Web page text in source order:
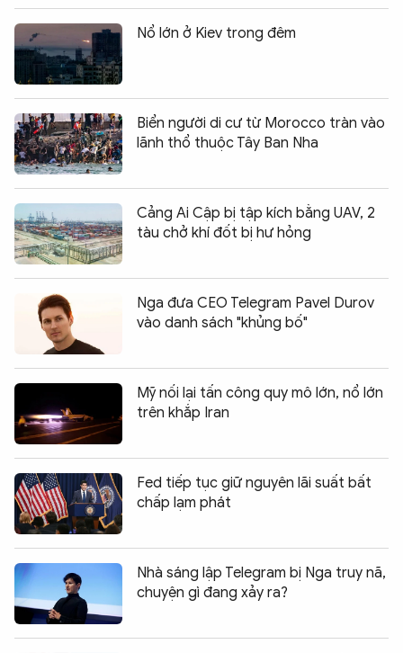
Nổ lớn ở Kiev trong đêm
Biển người di cư từ Morocco tràn vào
lãnh thổ thuộc Tây Ban Nha
Cảng Ai Cập bị tập kích bằng UAV, 2
tàu chở khí đốt bị hư hỏng
Nga đưa CEO Telegram Pavel Durov
vào danh sách "khủng bố"
Mỹ nối lại tấn công quy mô lớn, nổ lớn
trên khắp Iran
Fed tiếp tục giữ nguyên lãi suất bất
chấp lạm phát
Nhà sáng lập Telegram bị Nga truy nã,
chuyện gì đang xảy ra?